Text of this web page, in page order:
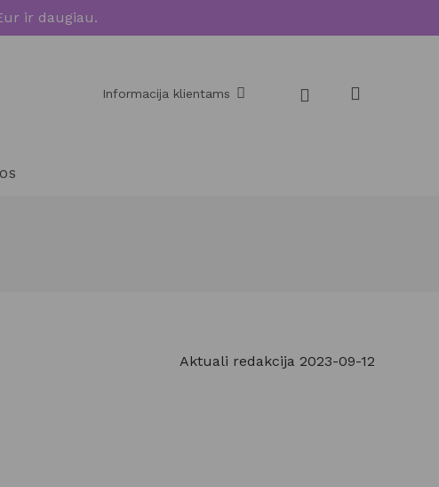
ir daugiau.
Informacija klientams
Aktuali redakcija 2023-09-12